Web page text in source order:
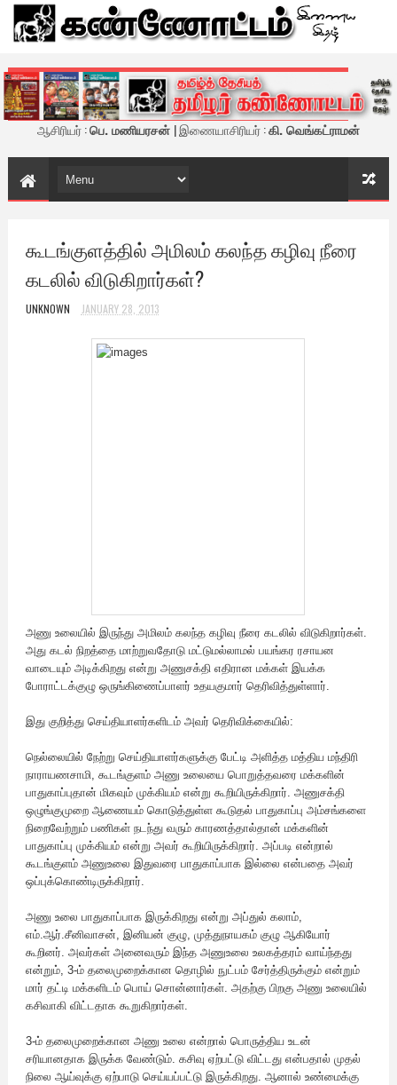
கண்ணோட்டம் - இணைய இதழ்
ஆசிரியர் :பெ. மணியரசன் | இணையாசிரியர் :கி. வெங்கட்ராமன்
கூடங்குளத்தில் அமிலம் கலந்த கழிவு நீரை
கடலில் விடுகிறார்கள்?
UNKNOWN JANUARY 28, 2013
அணு உலையில் இருந்து அமிலம் கலந்த கழிவு நீரை கடலில் விடுகிறார்கள்.
அது கடல் நிறத்தை மாற்றுவதோடு மட்டுமல்லாமல் பயங்கர ரசாயன
வாடையும் அடிக்கிறது என்று அணுசக்தி எதிரான மக்கள் இயக்க
போராட்டக்குழு ஒருங்கிணைப்பாளர் உதயகுமார் தெரிவித்துள்ளார்.
இது குறித்து செய்தியாளர்களிடம் அவர் தெரிவிக்கையில்:
நெல்லையில் நேற்று செய்தியாளர்களுக்கு பேட்டி அளித்த மத்திய மந்திரி
நாராயணசாமி, கூடங்குளம் அணு உலையை பொறுத்தவரை மக்களின்
பாதுகாப்புதான் மிகவும் முக்கியம் என்று கூறியிருக்கிறார். அணுசக்தி
ஒழுங்குமுறை ஆணையம் கொடுத்துள்ள கூடுதல் பாதுகாப்பு அம்சங்களை
நிறைவேற்றும் பணிகள் நடந்து வரும் காரணத்தால்தான் மக்களின்
பாதுகாப்பு முக்கியம் என்று அவர் கூறியிருக்கிறார். அப்படி என்றால்
கூடங்குளம் அணுஉலை இதுவரை பாதுகாப்பாக இல்லை என்பதை அவர்
ஒப்புக்கொண்டிருக்கிறார்.
அணு உலை பாதுகாப்பாக இருக்கிறது என்று அப்துல் கலாம்,
எம்.ஆர்.சீனிவாசன், இனியன் குழு, முத்துநாயகம் குழு ஆகியோர்
கூறினர். அவர்கள் அனைவரும் இந்த அணுஉலை உலகத்தரம் வாய்ந்தது
என்றும், 3-ம் தலைமுறைக்கான தொழில் நுட்பம் சேர்த்திருக்கும் என்றும்
மார் தட்டி மக்களிடம் பொய் சொன்னார்கள். அதற்கு பிறகு அணு உலையில்
கசிவாகி விட்டதாக கூறுகிறார்கள்.
3-ம் தலைமுறைக்கான அணு உலை என்றால் பொருத்திய உடன்
சரியானதாக இருக்க வேண்டும். கசிவு ஏற்பட்டு விட்டது என்பதால் முதல்
நிலை ஆய்வுக்கு ஏற்பாடு செய்யப்பட்டு இருக்கிறது. ஆனால் உண்மைக்கு